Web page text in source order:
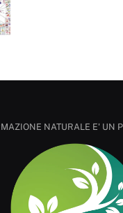
NATURALE E' UN